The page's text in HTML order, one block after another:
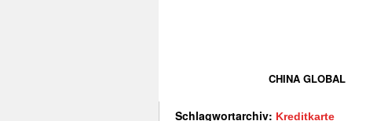
CHINA GLOBAL
Schlagwortarchiv: Kreditkarte